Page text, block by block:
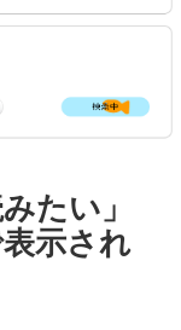
たい」
示され